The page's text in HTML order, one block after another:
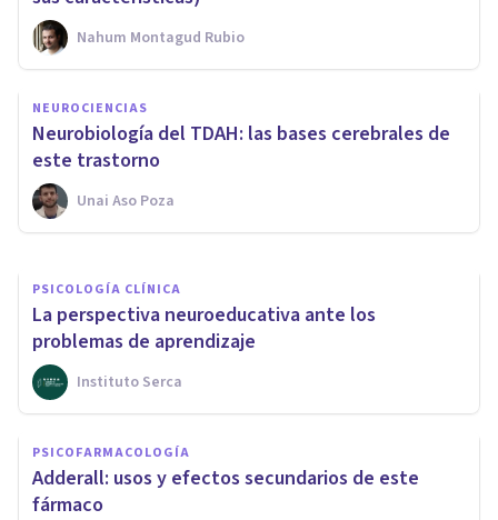
Nahum Montagud Rubio
NEUROCIENCIAS
Neurobiología del TDAH: las bases cerebrales de
este trastorno
Unai Aso Poza
Sustancia blanca del cerebro:
estructura y funciones
Oscar Castillero Mimenza
PSICOLOGÍA CLÍNICA
La perspectiva neuroeducativa ante los
problemas de aprendizaje
Instituto Serca
PSICOFARMACOLOGÍA
Adderall: usos y efectos secundarios de este
fármaco